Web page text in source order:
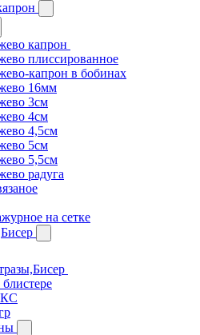
капрон
плиссированное
капрон в бобинах
16мм
3см
4см
4,5см
5см
5,5см
радуга
на сетке